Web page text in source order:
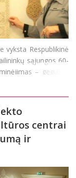
vyksta Respublikinė
sąjungos 60-
– gegužės
bendrijai buvo
centrai
ir